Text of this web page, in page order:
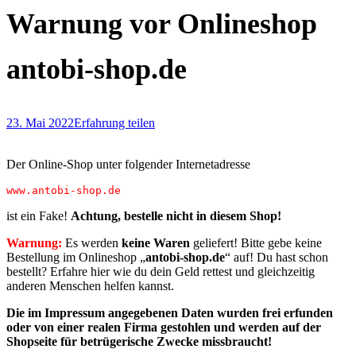
Warnung vor Onlineshop
antobi-shop.de
23. Mai 2022Erfahrung teilen
Der Online-Shop unter folgender Internetadresse
www.antobi-shop.de
ist ein Fake! Achtung, bestelle nicht in diesem Shop!
Warnung: Es werden keine Waren geliefert! Bitte gebe keine
Bestellung im Onlineshop „antobi-shop.de“ auf! Du hast schon
bestellt? Erfahre hier wie du dein Geld rettest und gleichzeitig
anderen Menschen helfen kannst.
Die im Impressum angegebenen Daten wurden frei erfunden
oder von einer realen Firma gestohlen und werden auf der
Shopseite für betrügerische Zwecke missbraucht!